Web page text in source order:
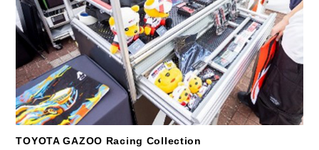
TOYOTA GAZOO Racing Collection